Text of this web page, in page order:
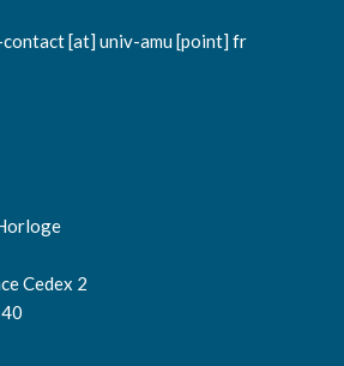
contact [at] univ-amu [point] fr
Cedex 2